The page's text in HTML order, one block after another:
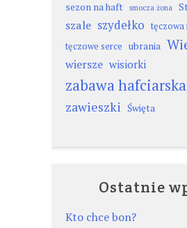
sezon na haft smocza żona
szale szydełko tęczowa
tęczowe serce ubrania
wiersze wisiorki
zabawa hafciarska
zawieszki Święta
Ostatnie
Kto chce bon?